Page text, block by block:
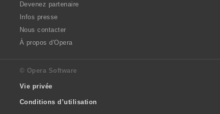
Devenez partenaire
Infos presse
Nous contacter
À propos d'Opera
© Opera Software
Vie privée
Conditions d’utilisation